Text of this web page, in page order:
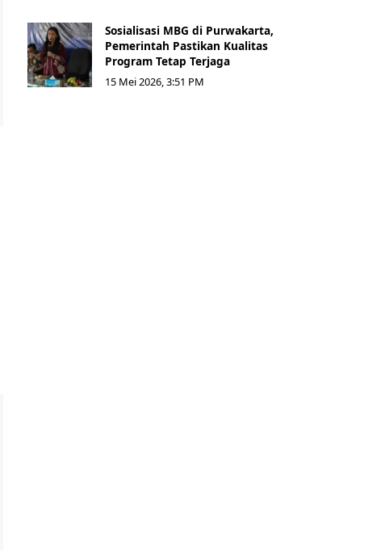
Sosialisasi MBG di Purwakarta,
Pemerintah Pastikan Kualitas
Program Tetap Terjaga
15 Mei 2026, 3:51 PM